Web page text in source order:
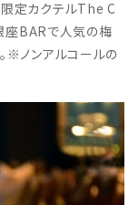
定カクテルThe C
座BARで人気の梅
※ノンアルコールの